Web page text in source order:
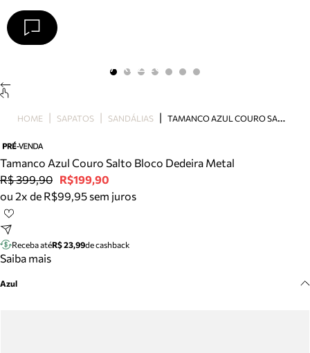
Papete
Scarpin
Mocassim
Bolsa
Sapatilha
Tamanco
Mule
Rasteira
Arezzo
HOME SAPATOS SANDÁLIAS T
AMANCO AZUL COURO SALTO BLOCO DEDEIRA METAL
Tamanco Azul Couro Salto Bloco Dedeira Metal
R$ 399,90 R$199,90
ou 2x de R$99,95 sem juros
Receba atéR$ 23,99de cashback
Saiba mais
Azul